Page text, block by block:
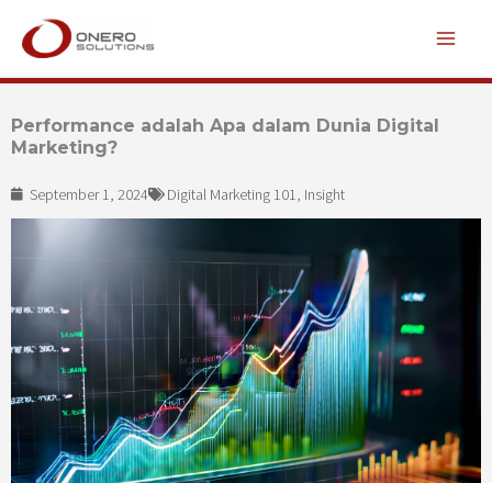
Lewati
Performance adalah Apa dalam Dunia Digital
Marketing?
September 1, 2024 Digital Marketing 101, Insight